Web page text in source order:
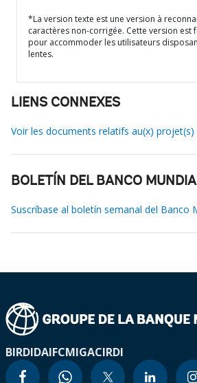
*La version texte est une version à
caractères non-corrigée. Cette version est
pour accommoder les utilisateurs
lentes.
LIENS CONNEXES
Voir les documents relatifs au(x) projet(s)
BOLETÍN DEL BANCO
Suscríbase al boletín semanal del Banco
BIRDIDAIFCMIGACIRDI